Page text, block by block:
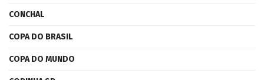
CONCHAL
COPA DO BRASIL
COPA DO MUNDO